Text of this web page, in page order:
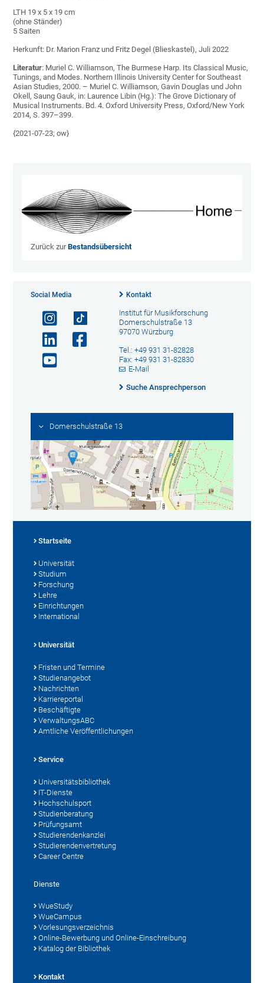
LTH 19 x 5 x 19 cm
(ohne Ständer)
5 Saiten
Herkunft: Dr. Marion Franz und Fritz Degel (Blieskastel), Juli 2022
Literatur: Muriel C. Williamson, The Burmese Harp. Its Classical Music,
Tunings, and Modes. Northern Illinois University Center for Southeast
Asian Studies, 2000. – Muriel C. Williamson, Gavin Douglas und John
Okell, Saung Gauk, in: Laurence Libin (Hg.): The Grove Dictionary of
Musical Instruments. Bd. 4. Oxford University Press, Oxford/New York
2014, S. 397–399.
{2021-07-23; ow}
Zurück zurBestandsübersicht
Social Media Kontakt
Institut für Musikforschung
Domerschulstraße 13
97070 Würzburg
Tel.: +49 931 31-82828
Fax: +49 931 31-82830
E-Mail
Suche Ansprechperson
Domerschulstraße 13
Startseite
Universität
Studium
Forschung
Lehre
Einrichtungen
International
Universität
Fristen und Termine
Studienangebot
Nachrichten
Karriereportal
Beschäftigte
VerwaltungsABC
Amtliche Veröffentlichungen
Service
Universitätsbibliothek
IT-Dienste
Hochschulsport
Studienberatung
Prüfungsamt
Studierendenkanzlei
Studierendenvertretung
Career Centre
Dienste
WueStudy
WueCampus
Vorlesungsverzeichnis
Online-Bewerbung und Online-Einschreibung
Katalog der Bibliothek
Kontakt